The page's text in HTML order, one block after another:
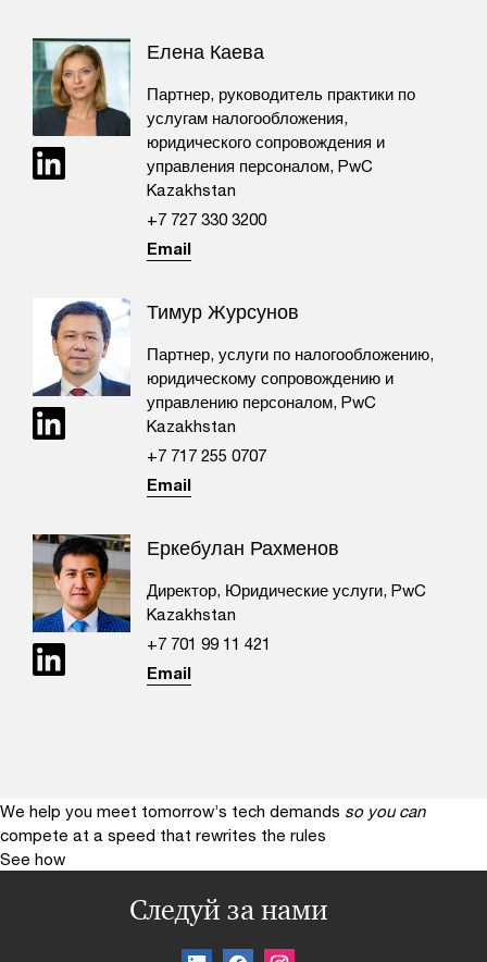
Елена Каева
Партнер, руководитель практики по
услугам налогообложения,
юридического сопровождения и
управления персоналом, PwC
Kazakhstan
+7 727 330 3200
Email
Тимур Журсунов
Партнер, услуги по налогообложению,
юридическому сопровождению и
управлению персоналом, PwC
Kazakhstan
+7 717 255 0707​
Email
Еркебулан Рахменов
Директор, Юридические услуги, PwC
Kazakhstan
+7 701 99 11 421
Email
We help you meet tomorrow’s tech demands so you can
compete at a speed that rewrites the rules
See how
Следуй за нами